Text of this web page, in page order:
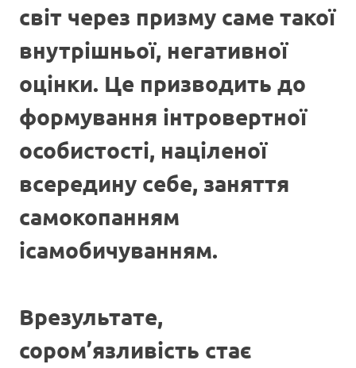
світ через призму саме такої
внутрішньої, негативної
оцінки. Це призводить до
формування інтровертної
особистості, націленої
всередину себе, заняття
самокопанням
ісамобичуванням.
Врезультате,
сором’язливість стає